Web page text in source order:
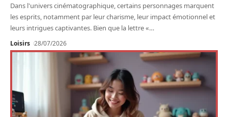
Dans l'univers cinématographique, certains personnages marquent
les esprits, notamment par leur charisme, leur impact émotionnel et
leurs intrigues captivantes. Bien que la lettre «…
Loisirs 28/07/2026